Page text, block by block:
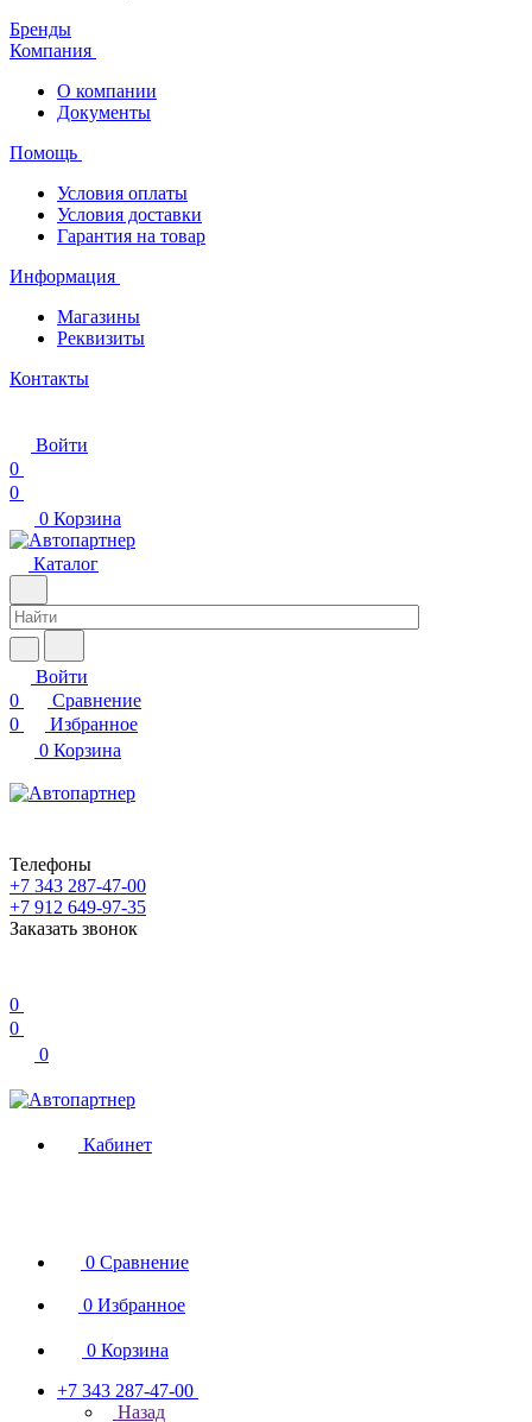
Бренды
Компания
О компании
Документы
Помощь
Условия оплаты
Условия доставки
Гарантия на товар
Информация
Магазины
Реквизиты
Контакты
Войти
0
0
0 Корзина
Каталог
Войти
0
Сравнение
0
Избранное
0 Корзина
Телефоны
+7 343 287-47-00
+7 912 649-97-35
Заказать звонок
0
0
0
Кабинет
0 Сравнение
0 Избранное
0 Корзина
+7 343 287-47-00
Назад